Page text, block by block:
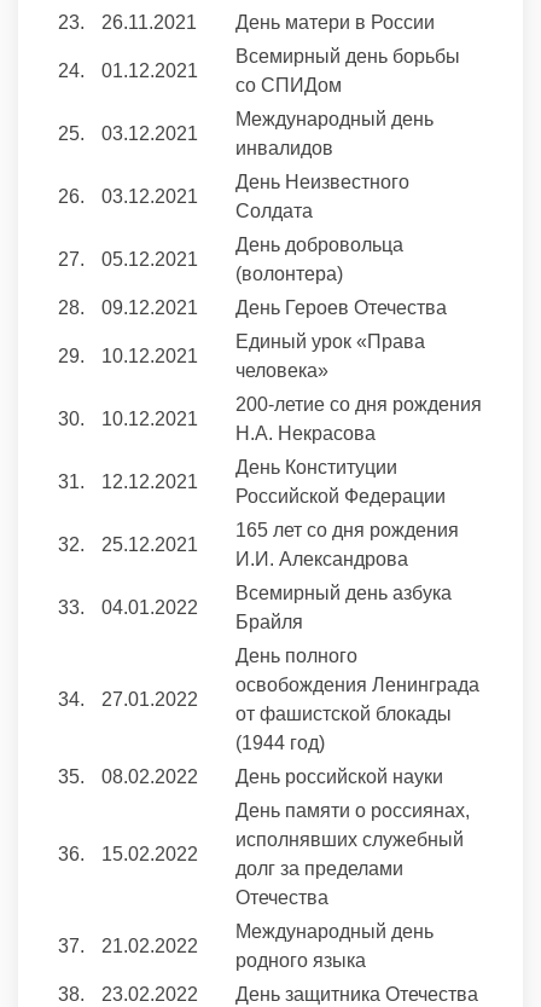
23.
26.11.2021 День матери в России
24. 01.12.2021
Всемирный день борьбы
со СПИДом
25. 03.12.2021
Международный день
инвалидов
26. 03.12.2021
День Неизвестного
Солдата
27. 05.12.2021
День добровольца
(волонтера)
28.
09.12.2021 День Героев Отечества
29. 10.12.2021
Единый урок «Права
человека»
30. 10.12.2021
200-летие со дня рождения
Н.А. Некрасова
31. 12.12.2021
День Конституции
Российской Федерации
32. 25.12.2021
165 лет со дня рождения
И.И. Александрова
33. 04.01.2022
Всемирный день азбука
Брайля
34. 27.01.2022
День полного
освобождения Ленинграда
от фашистской блокады
(1944 год)
35.
08.02.2022 День российской науки
36. 15.02.2022
День памяти о россиянах,
исполнявших служебный
долг за пределами
Отечества
37. 21.02.2022
Международный день
родного языка
38.
23.02.2022 День защитника Отечества